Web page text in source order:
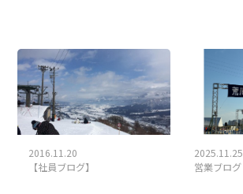
2016.11.20
【社員ブログ】
2025.11.25
営業ブログ